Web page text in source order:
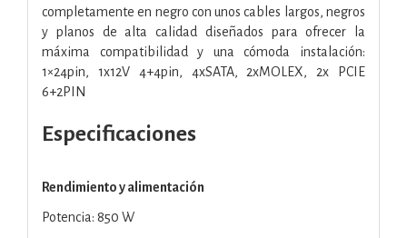
completamente en negro con unos cables largos, negros
y planos de alta calidad diseñados para ofrecer la
máxima compatibilidad y una cómoda instalación:
1×24pin, 1x12V 4+4pin, 4xSATA, 2xMOLEX, 2x PCIE
6+2PIN
Especificaciones
Rendimiento y alimentación
Potencia: 850 W